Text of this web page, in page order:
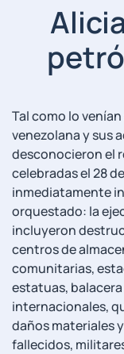
Tal como lo
venezolana y sus
desconocieron el
celebradas el 28
inmediatamente
orquestado: la
incluyeron
centros de
comunitarias,
estatuas,
internacionales,
daños materiales
fallecidos,